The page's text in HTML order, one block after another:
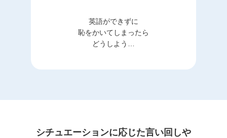
英語ができずに
恥をかいてしまったら
どうしよう…
シチュエーションに応じた言い回しや